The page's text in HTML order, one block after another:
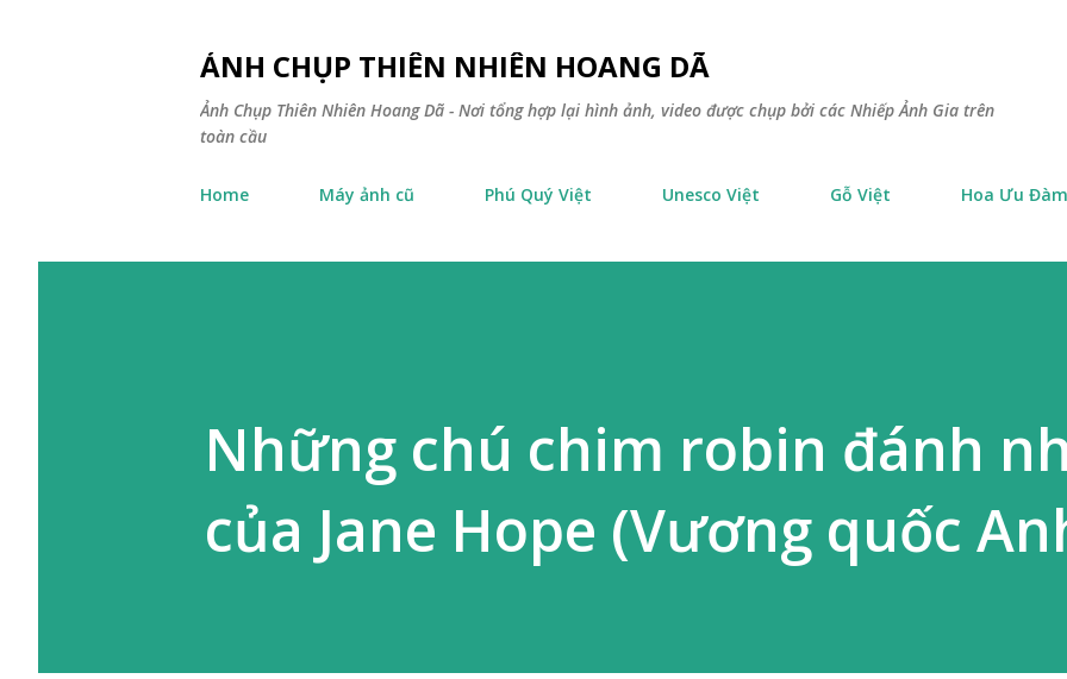
ẢNH CHỤP THIÊN NHIÊN HOANG DÃ
Ảnh Chụp Thiên Nhiên Hoang Dã - Nơi tổng hợp lại hình ảnh, video được chụp bởi các Nhiếp Ảnh Gia trên
toàn cầu
Home Máy ảnh cũ Phú Quý Việt Unesco Việt Gỗ Việt Hoa Ưu Đàm
Những chú chim robin đánh
của Jane Hope (Vương quốc